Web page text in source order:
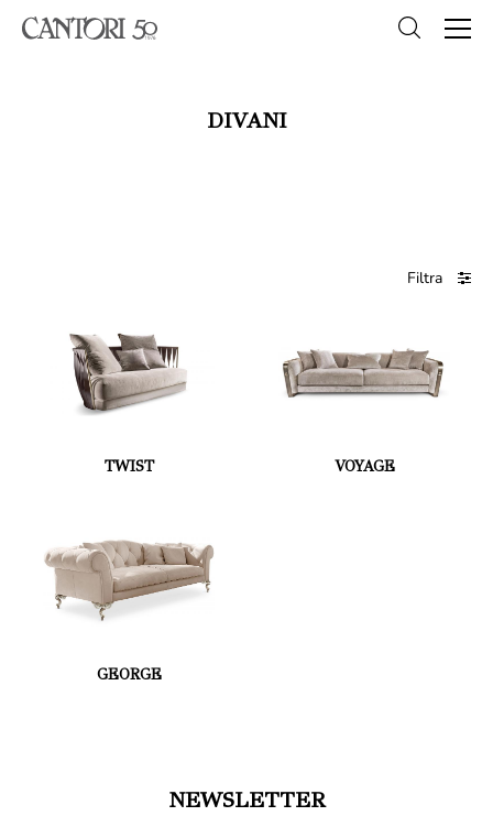
DIVANI
Filtra
TWIST VOYAGE
GEORGE
NEWSLETTER